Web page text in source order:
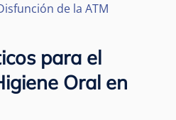
de la ATM
para el
Oral en